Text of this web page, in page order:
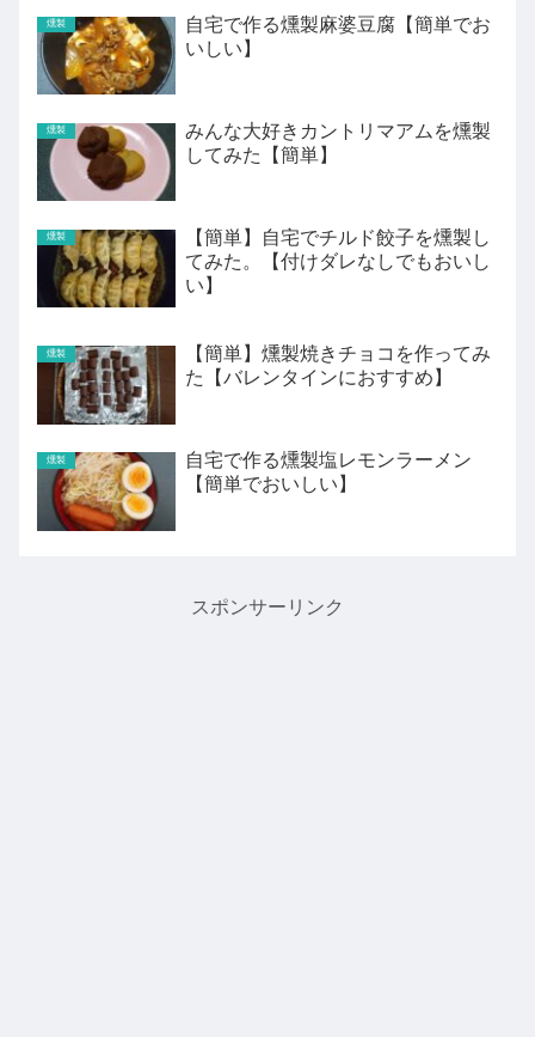
燻製
自宅で作る燻製麻婆豆腐【簡単でお
いしい】
燻製
みんな大好きカントリマアムを燻製
してみた【簡単】
燻製
【簡単】自宅でチルド餃子を燻製し
てみた。【付けダレなしでもおいし
い】
燻製
【簡単】燻製焼きチョコを作ってみ
た【バレンタインにおすすめ】
燻製
自宅で作る燻製塩レモンラーメン
【簡単でおいしい】
スポンサーリンク